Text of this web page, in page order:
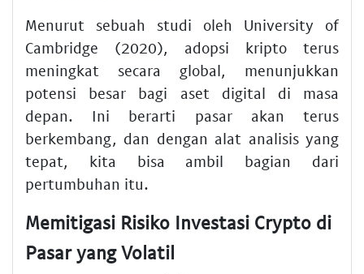
Menurut sebuah studi oleh University of
Cambridge (2020), adopsi kripto terus
meningkat secara global, menunjukkan
potensi besar bagi aset digital di masa
depan. Ini berarti pasar akan terus
berkembang, dan dengan alat analisis yang
tepat, kita bisa ambil bagian dari
pertumbuhan itu.
Memitigasi Risiko Investasi Crypto di
Pasar yang Volatil